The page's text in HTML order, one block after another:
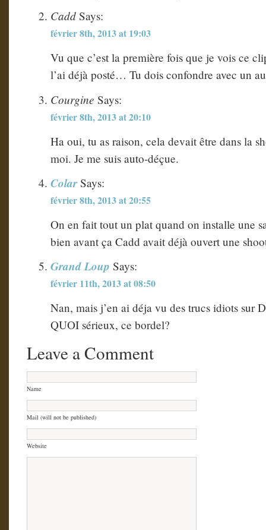
Cadd Says:
février 8th, 2013 at 19:03
Vu que c’est la première fois que je vois ce
l’ai déjà posté… Tu dois confondre avec un
Courgine Says:
février 8th, 2013 at 20:10
Ha oui, tu as raison, cela devait être dans la
moi. Je me suis auto-déçue.
ColarSays:
février 8th, 2013 at 20:55
On en fait tout un plat quand on installe une
bien avant ça Cadd avait déjà ouvert une
Grand Loup Says:
février 11th, 2013 at 08:50
Nan, mais j’en ai déja vu des trucs idiots sur
QUOI sérieux, ce bordel?
Leave a Comment
Name
Mail (will not be published)
Website